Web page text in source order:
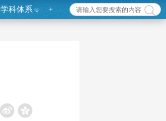
学科体系 +